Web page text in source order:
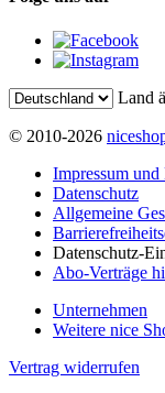
Land
© 2010-2026
Impressum
Datenschutz
Allgemeine
Datenschutz-
Abo-Verträge
Unternehmen
Weitere nice
Vertrag widerrufen